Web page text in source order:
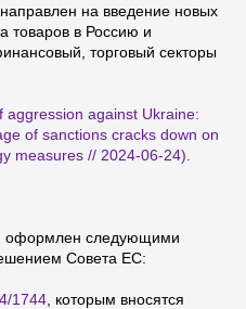
на введение новых
товаров в Россию и
торговый секторы
aggression against Ukraine:
of sanctions cracks down on
measures // 2024-06-24).
оформлен следующими
Совета ЕС:
1744 , которым вносятся